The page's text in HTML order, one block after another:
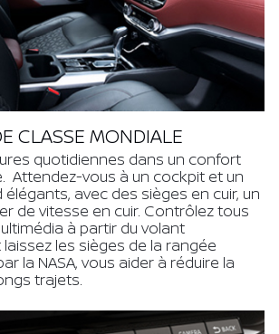
CLASSE MONDIALE
quotidiennes dans un confort
Attendez-vous à un cockpit et un
avec des sièges en cuir, un
de vitesse en cuir. Contrôlez tous
à partir du volant
les sièges de la rangée
la NASA, vous aider à réduire la
trajets.